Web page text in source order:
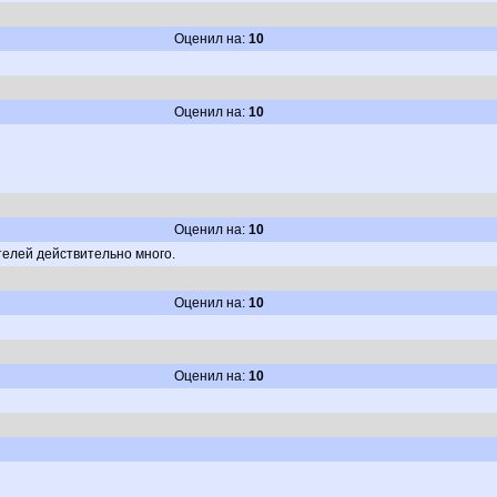
Оценил на: 10
Оценил на: 10
Оценил на: 10
действительно много.
Оценил на: 10
Оценил на: 10